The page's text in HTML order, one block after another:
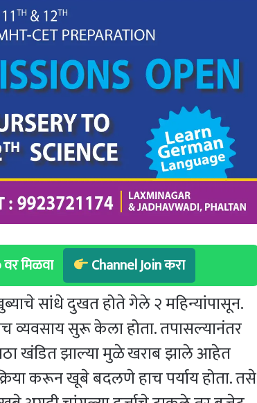
वर मिळवा Channel Join करा
सांधे दुखत होते गेले २ महिन्यांपासून.
व्यवसाय सुरू केला होता. तपासल्यानंतर
खंडित झाल्या मुळे खराब झाले आहेत
करून खूबे बदलणे हाच पर्याय होता. तसे